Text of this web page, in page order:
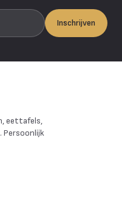
Inschrijven
eettafels,
Persoonlijk